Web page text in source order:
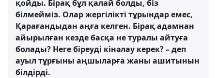
қойды. Бірақ бұл қалай болды, біз
білмейміз. Олар жергілікті тұрындар емес,
Қарағандыдан аңға келген. Бірақ адамнан
айырылған кезде басқа не туралы айтуға
болады? Неге біреуді кінәлау керек? – деп
ауыл тұрғыны аңшыларға жаны ашитынын
білдірді.